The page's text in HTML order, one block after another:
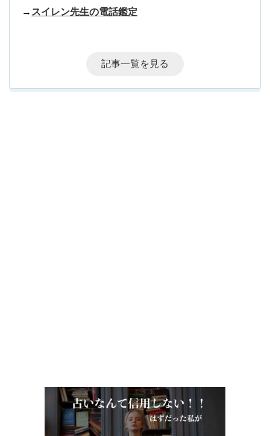
→ スイレン先生の電話鑑定
記事一覧を見る